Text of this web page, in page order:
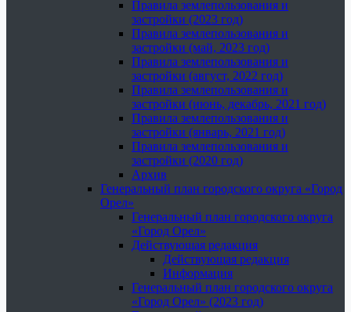
Правила землепользования и
застройки (2023 год)
Правила землепользования и
застройки (май, 2023 год)
Правила землепользования и
застройки (август, 2022 год)
Правила землепользования и
застройки (июнь, декабрь, 2021 год)
Правила землепользования и
застройки (январь, 2021 год)
Правила землепользования и
застройки (2020 год)
Архив
Генеральный план городского округа «Город
Орел»
Генеральный план городского округа
«Город Орел»
Действующая редакция
Действующая редакция
Информация
Генеральный план городского округа
«Город Орел» (2023 год)